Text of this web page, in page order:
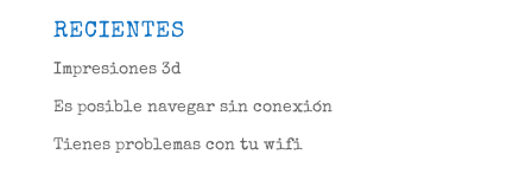
RECIENTES
Impresiones 3d
Es posible navegar sin conexión
Tienes problemas con tu wifi